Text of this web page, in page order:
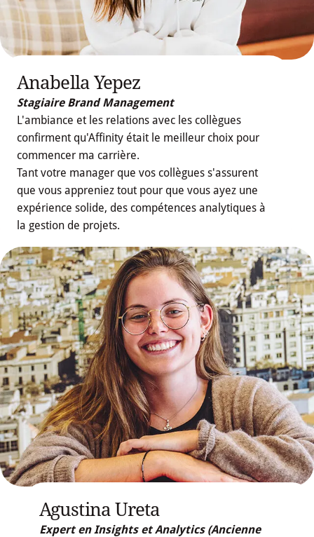
Anabella Yepez
Stagiaire Brand Management
L'ambiance et les relations avec les collègues
confirment qu'Affinity était le meilleur choix pour
commencer ma carrière.
Tant votre manager que vos collègues s'assurent
que vous appreniez tout pour que vous ayez une
expérience solide, des compétences analytiques à
la gestion de projets.
Agustina Ureta
Expert en Insights et Analytics (Ancienne